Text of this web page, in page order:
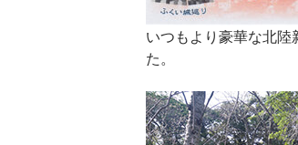
いつもより豪華な北
た。